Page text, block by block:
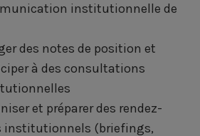
institutionnelle de
des notes de position et
à des consultations
et préparer des rendez-
institutionnels (briefings,